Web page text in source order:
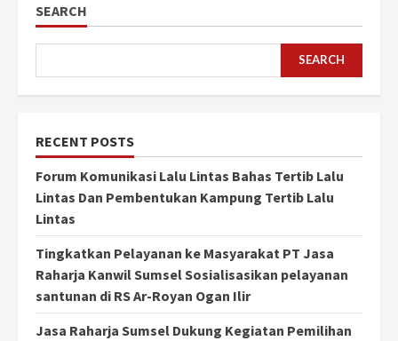
SEARCH
SEARCH
RECENT POSTS
Forum Komunikasi Lalu Lintas Bahas Tertib Lalu
Lintas Dan Pembentukan Kampung Tertib Lalu
Lintas
Tingkatkan Pelayanan ke Masyarakat PT Jasa
Raharja Kanwil Sumsel Sosialisasikan pelayanan
santunan di RS Ar-Royan Ogan Ilir
Jasa Raharja Sumsel Dukung Kegiatan Pemilihan